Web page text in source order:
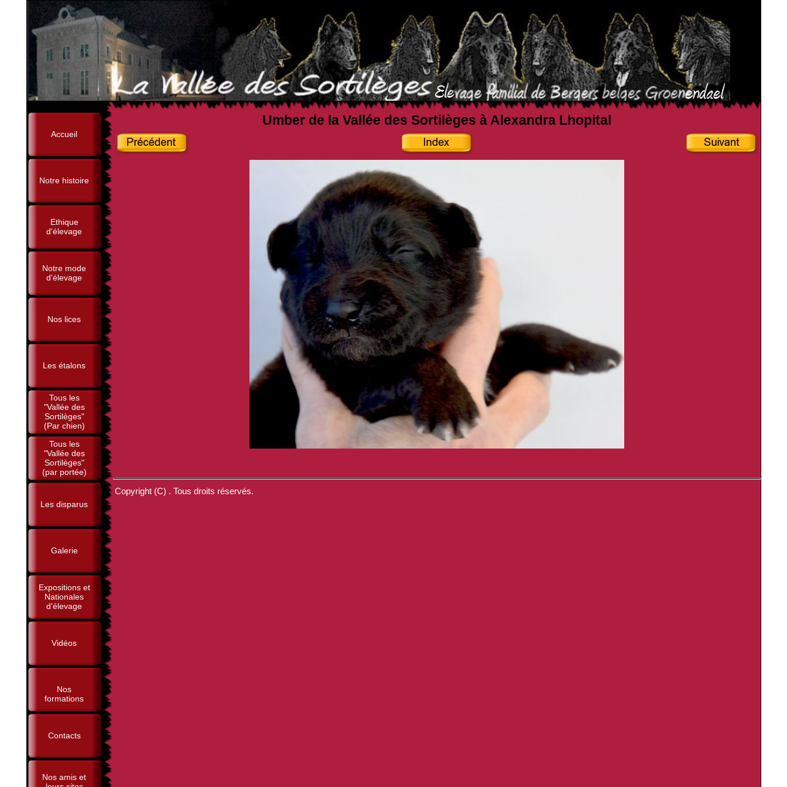
Accueil
Notre histoire
Ethique
d'élevage
Notre mode
d'élevage
Nos lices
Les étalons
Tous les
"Vallée des
Sortilèges"
(Par chien)
Tous les
"Vallée des
Sortilèges"
(par portée)
Les disparus
Galerie
Expositions et
Nationales
d'élevage
Vidéos
Nos
formations
Contacts
Nos amis et
Umber de la Vallée des Sortilèges à Alexandra Lhopital
Copyright (C) . Tous droits réservés.